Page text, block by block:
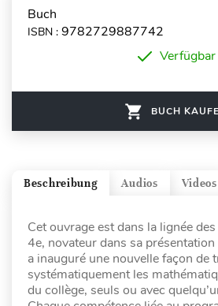
Buch
ISBN : 9782729887742
Verfügbar
BUCH
Videos
Audios
Beschreibung
Cet ouvrage est dans la lignée
4e, novateur dans sa
a inauguré une nouvelle façon de
systématiquement les
du collège, seuls ou avec